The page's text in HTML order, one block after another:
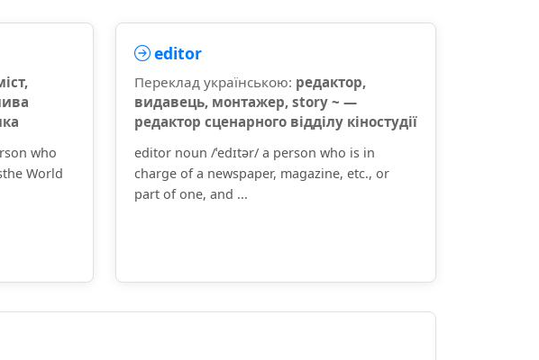
who
World
editor
Переклад українською: редактор,
видавець, монтажер, story ~ —
редактор сценарного відділу кіностудії
editor noun /ˈedɪtər/ a person who is in
charge of a newspaper, magazine, etc., or
part of one, and ...